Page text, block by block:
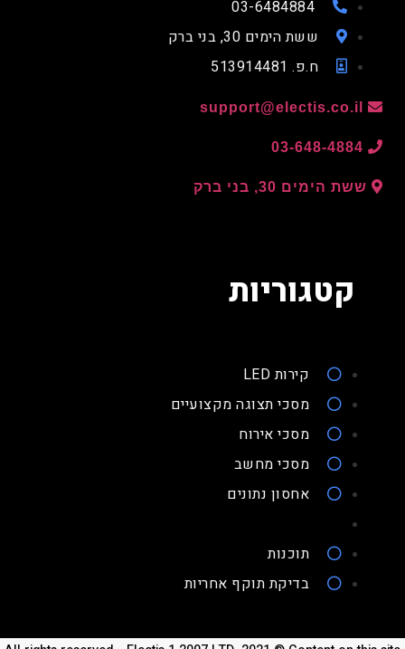
03-6484884
ששת הימים 30, בני ברק
ח.פ. 513914481
support@electis.co.il
03-648-4884
ששת הימים 30, בני ברק
קטגוריות
קירות LED
מסכי תצוגה מקצועיים
מסכי אירוח
מסכי מחשב
אחסון נתונים
תוכנות
בדיקת תוקף אחריות